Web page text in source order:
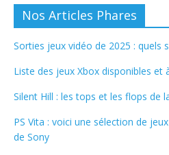
Nos Articles Phares
Sorties jeux vidéo de 2025 : quels
Liste des jeux Xbox disponibles et
Silent Hill : les tops et les flops de
PS Vita : voici une sélection de
de Sony